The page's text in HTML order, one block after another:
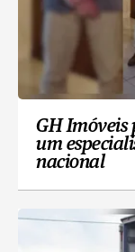
GH Imóveis
um
nacional